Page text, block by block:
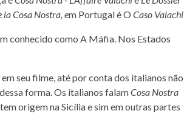
la Cosa Nostra, em Portugal é O Caso Valachi
conhecido como A Máfia. Nos Estados
seu filme, até por conta dos italianos não
forma. Os italianos falamCosa Nostra
origem na Sicília e sim em outras partes